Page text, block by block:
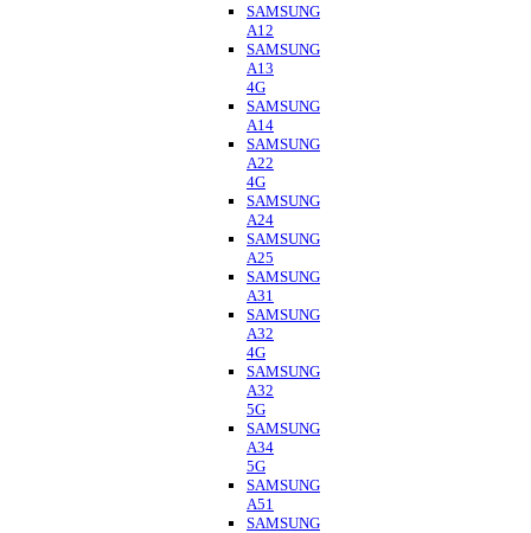
SAMSUNG
A12
SAMSUNG
A13
4G
SAMSUNG
A14
SAMSUNG
A22
4G
SAMSUNG
A24
SAMSUNG
A25
SAMSUNG
A31
SAMSUNG
A32
4G
SAMSUNG
A32
5G
SAMSUNG
A34
5G
SAMSUNG
A51
SAMSUNG